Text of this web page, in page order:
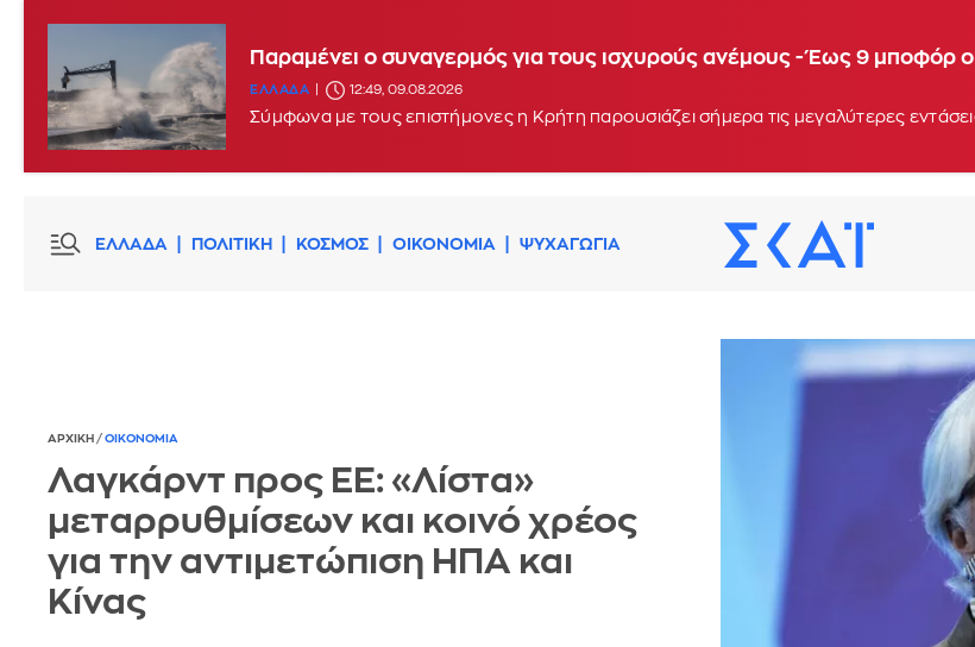
Παραμένει ο συναγερμός για τους ισχυρούς ανέμους - Έως 9 μποφόρ
ΕΛΛΑΔΑ 12:49, 09.08.2026
Σύμφωνα με τους επιστήμονες η Κρήτη παρουσιάζει σήμερα τις μεγαλύτερες
ΕΛΛΑΔΑ ΠΟΛΙΤΙΚΗ ΚΟΣΜΟΣ ΟΙΚΟΝΟΜΙΑ ΨΥΧΑΓΩΓΙΑ
ΑΡΧΙΚΗ / ΟΙΚΟΝΟΜΙΑ
Λαγκάρντ προς ΕΕ: «Λίστα»
μεταρρυθμίσεων και κοινό χρέος
για την αντιμετώπιση ΗΠΑ και
Κίνας